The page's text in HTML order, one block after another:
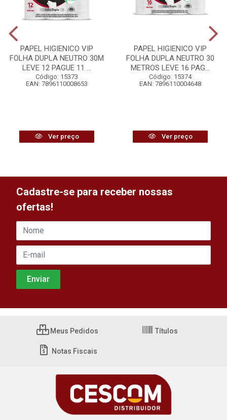
PAPEL HIGIENICO VIP
FOLHA DUPLA NEUTRO 30M
LEVE 12 PAGUE 11 ...
Código: 15373
EAN: 7896110008653
Ver preço
PAPEL HIGIENICO VIP
FOLHA DUPLA NEUTRO 30
METROS LEVE 16 PAG...
Código: 15374
EAN: 7896110004648
Ver preço
Cadastre-se para receber nossas
ofertas!
Meus Pedidos Títulos
Notas Fiscais